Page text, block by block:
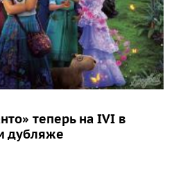
теперь на IVI в
дубляже